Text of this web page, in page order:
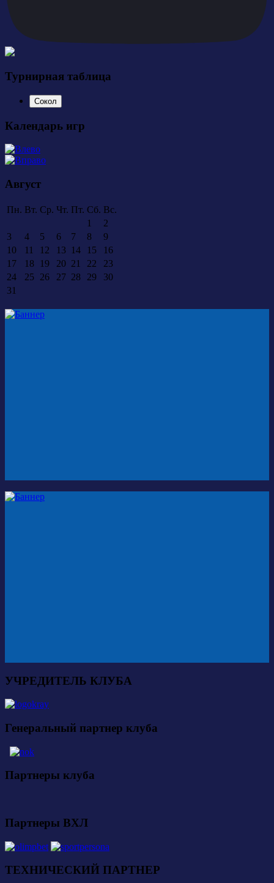
Турнирная таблица
Сокол
Календарь игр
Август
Пн. Вт. Ср. Чт. Пт. Сб. Вс.
1
2
3
4 5 6 7 8
9
10
11 12 13 14 15
16
17
18 19 20 21 22
23
24
25 26 27 28 29
30
31
УЧРЕДИТЕЛЬ КЛУБА
Генеральный партнер клуба
Партнеры клуба
Партнеры ВХЛ
ТЕХНИЧЕСКИЙ ПАРТНЕР